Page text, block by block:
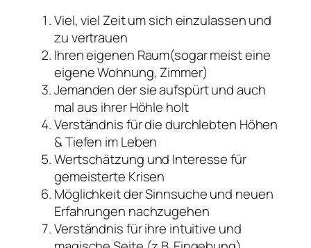
Viel, viel Zeit um sich einzulassen und
zu vertrauen
Ihren eigenen Raum(sogar meist eine
eigene Wohnung, Zimmer)
Jemanden der sie aufspürt und auch
mal aus ihrer Höhle holt
Verständnis für die durchlebten Höhen
& Tiefen im Leben
Wertschätzung und Interesse für
gemeisterte Krisen
Möglichkeit der Sinnsuche und neuen
Erfahrungen nachzugehen
Verständnis für ihre intuitive und